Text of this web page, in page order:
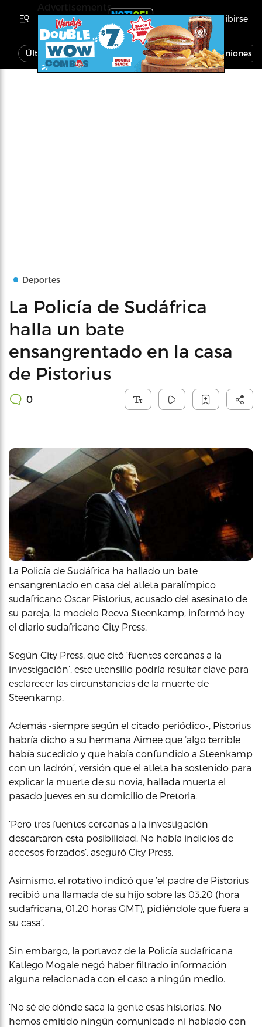
Inscribirse
Última Hora Noticias Economía Opiniones
Deportes
La Policía de Sudáfrica
halla un bate
ensangrentado en la casa
de Pistorius
0
La Policía de Sudáfrica ha hallado un bate
ensangrentado en casa del atleta paralímpico
sudafricano Oscar Pistorius, acusado del asesinato de
su pareja, la modelo Reeva Steenkamp, informó hoy
el diario sudafricano City Press.
Según City Press, que citó ‘fuentes cercanas a la
investigación’, este utensilio podría resultar clave para
esclarecer las circunstancias de la muerte de
Steenkamp.
Además -siempre según el citado periódico-, Pistorius
habría dicho a su hermana Aimee que ‘algo terrible
había sucedido y que había confundido a Steenkamp
con un ladrón’, versión que el atleta ha sostenido para
explicar la muerte de su novia, hallada muerta el
pasado jueves en su domicilio de Pretoria.
‘Pero tres fuentes cercanas a la investigación
descartaron esta posibilidad. No había indicios de
accesos forzados’, aseguró City Press.
Asimismo, el rotativo indicó que ‘el padre de Pistorius
recibió una llamada de su hijo sobre las 03.20 (hora
sudafricana, 01.20 horas GMT), pidiéndole que fuera a
su casa’.
Sin embargo, la portavoz de la Policía sudafricana
Katlego Mogale negó haber filtrado información
alguna relacionada con el caso a ningún medio.
‘No sé de dónde saca la gente esas historias. No
hemos emitido ningún comunicado ni hablado con
Advertisements